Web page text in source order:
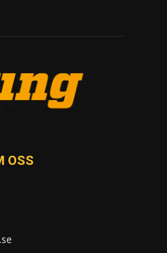
OSS